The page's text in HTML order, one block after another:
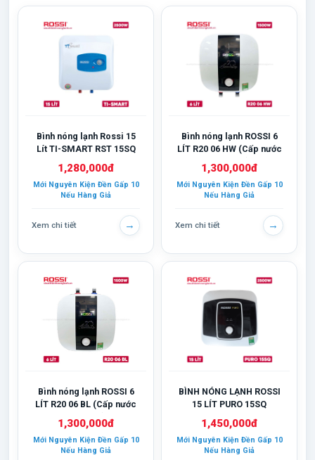
Bình nóng lạnh Rossi 15
Lít TI-SMART RST 15SQ
1,280,000đ
Mới Nguyên Kiện Đền Gấp 10
Nếu Hàng Giả
Xem chi tiết →
Bình nóng lạnh ROSSI 6
LÍT R20 06 HW (Cấp nước
1,300,000đ
Mới Nguyên Kiện Đền Gấp 10
Nếu Hàng Giả
Xem chi tiết →
Bình nóng lạnh ROSSI 6
LÍT R20 06 BL (Cấp nước
1,300,000đ
Mới Nguyên Kiện Đền Gấp 10
Nếu Hàng Giả
BÌNH NÓNG LẠNH ROSSI
15 LÍT PURO 15SQ
1,450,000đ
Mới Nguyên Kiện Đền Gấp 10
Nếu Hàng Giả